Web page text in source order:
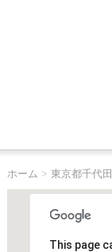
ホーム > 東京都千代
This page